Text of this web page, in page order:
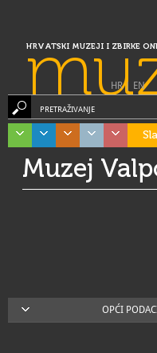
HRVATSKI MUZEJI I ZBIRKE
HR| EN
PRETRAŽIVANJE
Muzej
OPĆI